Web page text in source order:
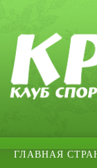
ГЛАВНАЯ